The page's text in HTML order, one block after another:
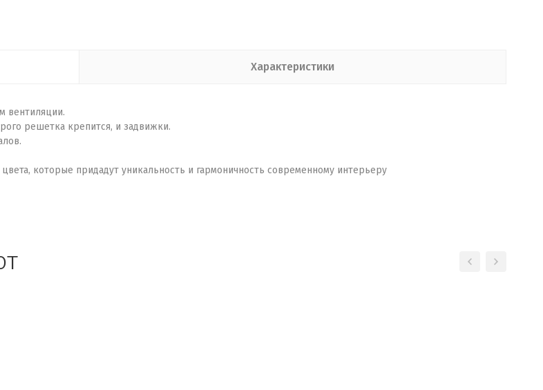
Характеристики
вентиляции.
решетка крепится, и задвижки.
которые придадут уникальность и гармоничность современному интерьеру